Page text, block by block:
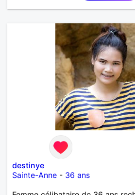
destinye
Sainte-Anne - 36 ans